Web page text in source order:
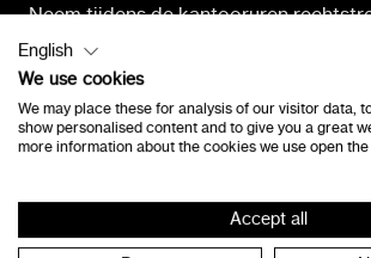
Neem tijdens de kantooruren
op met onze klantendienst.
Neem contact op
Programma's
English
We use cookies
We may place these for analysis of our visitor data,
show personalised content and to give you a great
more information about the cookies we use open the
Accept all